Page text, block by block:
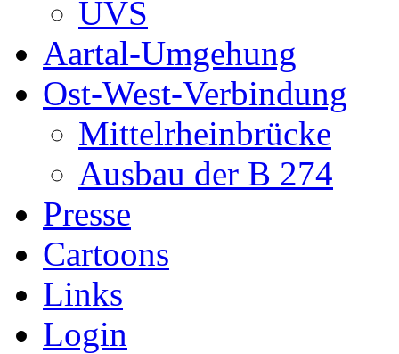
UVS
Aartal-Umgehung
Ost-West-Verbindung
Mittelrheinbrücke
Ausbau der B 274
Presse
Cartoons
Links
Login